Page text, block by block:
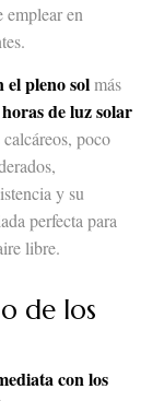
emplear en
el pleno solmás
horas de luz solar
poco
y su
perfecta para
libre.
de los
con los